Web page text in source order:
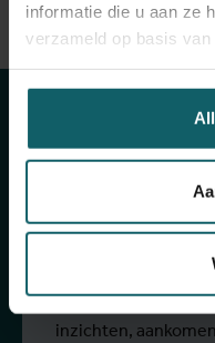
informatie die u aan ze
verzameld op basis
Blijf op
van
Schrijf je in voor
fondsenwerving,
te ontvangen over
inzichten,